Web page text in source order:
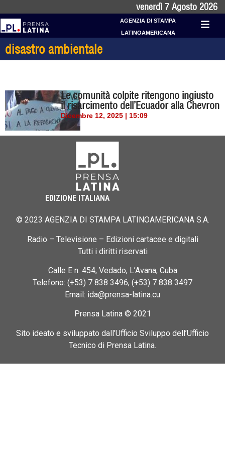
venerdì 7 Agosto 2026
AGENZIA DI STAMPA
LATINOAMERICANA
disastro ambientale
Le comunità colpite ritengono ingiusto
il risarcimento dell’Ecuador alla Chevron
Dicembre 12, 2025 | 15:09
EDIZIONE ITALIANA
© 2023 AGENZIA DI STAMPA LATINOAMERICANA S.A.
Radio – Televisione – Edizioni cartacee e digitali
Tutti i diritti riservati
Calle E n. 454, Vedado, L’Avana, Cuba
Telefono: (+53) 7 838 3496, (+53) 7 838 3497
Email: ida@prensa-latina.cu
Prensa Latina © 2021
Sito ideato e sviluppato dall’Ufficio Sviluppo dell’Ufficio
Tecnico di Prensa Latina.